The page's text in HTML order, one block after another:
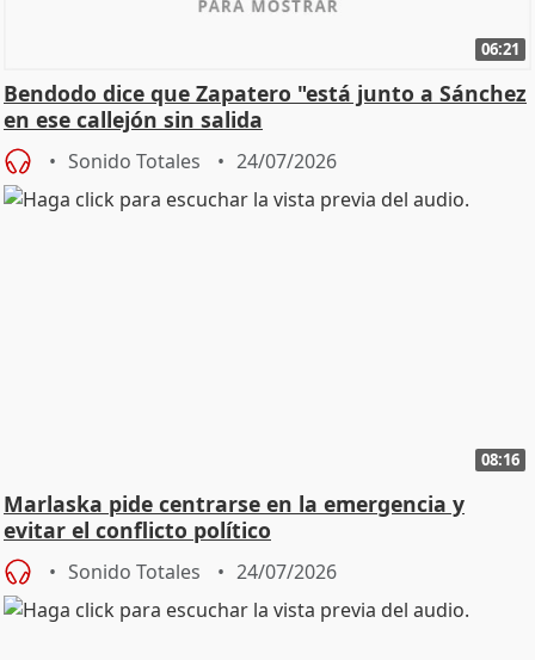
06:21
Bendodo dice que Zapatero "está junto a Sánchez
en ese callejón sin salida
Sonido Totales 24/07/2026
08:16
Marlaska pide centrarse en la emergencia y
evitar el conflicto político
Sonido Totales 24/07/2026